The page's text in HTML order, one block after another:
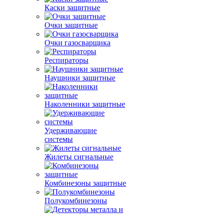
Каски защитные
Очки защитные
Очки газосварщика
Респираторы
Наушники защитные
Наколенники защитные
Удерживающие
системы
Жилеты сигнальные
Комбинезоны защитные
Полукомбинезоны